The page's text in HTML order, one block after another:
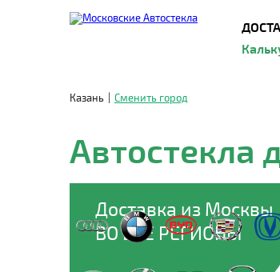
Казань Сменить город
Автостекла
Доставка из Москвы
ВО ВСЕ РЕГИОНЫ